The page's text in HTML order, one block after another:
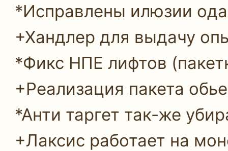
*Исправлены илюзии
+Хандлер для выдачу
*Фикс НПЕ лифтов
+Реализация пакета
*Анти таргет так-же
+Лаксис работает на